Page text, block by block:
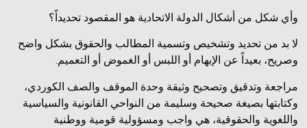
وأي شكل من أشكال الدولة الاتحادية هو المقصود تحديداً؟
لا بد من تحديد وتشخيص وتسمية المطالب والحقوق بشكل واضح
وصريح، بعيداً عن الإبهام أو اللبس أو الغموض أو التعميم.
مراجعة وتدقيق وتصحيح وثيقة وحدة الموقف والصف الكوردي،
وكتابتها بصيغة صحيحة وسليمة من النواحي القانونية والسياسية
واللغوية والحقوقية، هي واجب ومسؤولية قومية ووطنية